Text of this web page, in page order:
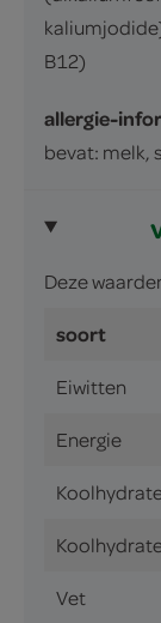
B12)
allergie-
bevat: melk,
Deze
soort
Eiwitten
Energie
Vet